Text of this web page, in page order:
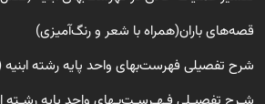
قصه‌های باران(همراه با شعر و رنگ‌‌آمیزی)
شرح تفصیلی فهرست‌بهای واحد پایه رشته